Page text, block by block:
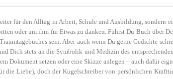
für den Alltag in Arbeit, Schule und Ausbildung, sondern
oder um ihm für Etwas zu danken. Führst Du Buch über
sein. Aber auch wenn Du gerne Gedichte
Dich stets an die Symbolik und Medizin des
Dokument setzen oder eine Skizze anlegen – auch dafür
die Liebe), doch der Kugelschreiber von persönlichen